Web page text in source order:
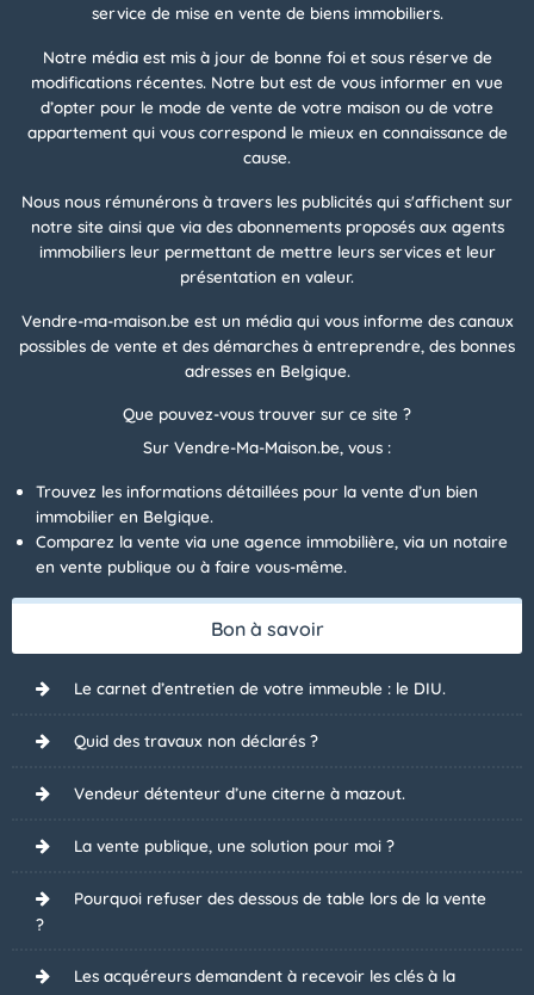
service de mise en vente de biens immobiliers.
Notre média est mis à jour de bonne foi et sous réserve de
modifications récentes. Notre but est de vous informer en vue
d’opter pour le mode de vente de votre maison ou de votre
appartement qui vous correspond le mieux en connaissance de
cause.
Nous nous rémunérons à travers les publicités qui s'affichent sur
notre site ainsi que via des abonnements proposés aux agents
immobiliers leur permettant de mettre leurs services et leur
présentation en valeur.
Vendre-ma-maison.be est un média qui vous informe des canaux
possibles de vente et des démarches à entreprendre, des bonnes
adresses en Belgique.
Que pouvez-vous trouver sur ce site ?
Sur Vendre-Ma-Maison.be, vous :
Trouvez les informations détaillées pour la vente d’un bien
immobilier en Belgique.
Comparez la vente via une agence immobilière, via un notaire
en vente publique ou à faire vous-même.
Bon à savoir
Le carnet d’entretien de votre immeuble : le DIU.
Quid des travaux non déclarés ?
Vendeur détenteur d’une citerne à mazout.
La vente publique, une solution pour moi ?
Pourquoi refuser des dessous de table lors de la vente
?
Les acquéreurs demandent à recevoir les clés à la